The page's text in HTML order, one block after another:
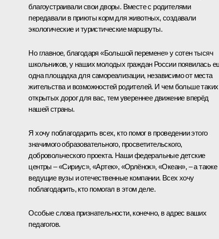
благоустраивали свои дворы. Вместе с родителями
передавали в приюты корм для животных, создавали
экологические и туристические маршруты.
Но главное, благодаря «Большой перемене» у сотен тысяч
школьников, у наших молодых граждан России появилась
одна площадка для самореализации, независимо от места
жительства и возможностей родителей. И чем больше таких
открытых дорог для вас, тем увереннее движение вперёд
нашей страны.
Я хочу поблагодарить всех, кто помог в проведении этого
значимого образовательного, просветительского,
добровольческого проекта. Наши федеральные детские
центры – «Сириус», «Артек», «Орлёнок», «Океан», – а также
ведущие вузы и отечественные компании. Всех хочу
поблагодарить, кто помогал в этом деле.
Особые слова признательности, конечно, в адрес ваших
педагогов.